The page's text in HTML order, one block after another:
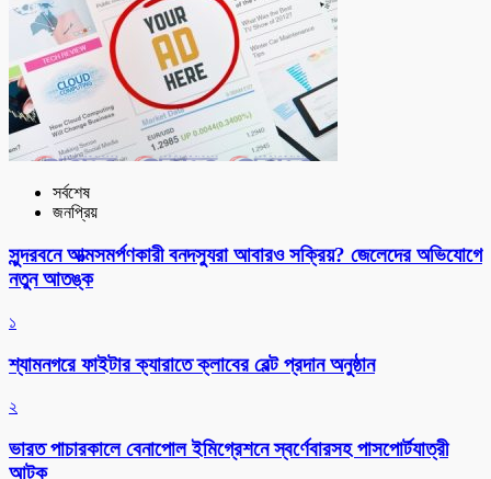
সর্বশেষ
জনপ্রিয়
সুন্দরবনে আত্মসমর্পণকারী বনদস্যুরা আবারও সক্রিয়? জেলেদের অভিযোগে
নতুন আতঙ্ক
১
শ্যামনগরে ফাইটার ক্যারাতে ক্লাবের বেল্ট প্রদান অনুষ্ঠান
২
ভারত পাচারকালে বেনাপোল ইমিগ্রেশনে স্বর্ণেবারসহ পাসপোর্টযাত্রী
আটক